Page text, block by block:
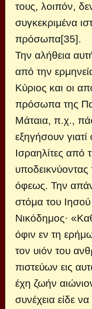
τους, λοιπόν,
συγκεκριμένα
πρόσωπα[35].
Την αλήθεια
από την
Κύριος και οι
πρόσωπα της
Μάταια, π.χ.,
εξηγήσουν
Ισραηλίτες από
όφεως. Την
στόμα του
Νικόδημος·
όφιν εν τη
τον υιόν του
πιστεύων εις
έχη ζωήν
συνέχεια είδε